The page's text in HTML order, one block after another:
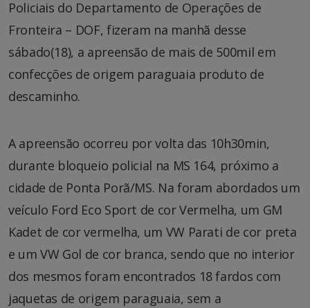
Policiais do Departamento de Operações de
Fronteira – DOF, fizeram na manhã desse
sábado(18), a apreensão de mais de 500mil em
confecções de origem paraguaia produto de
descaminho.
A apreensão ocorreu por volta das 10h30min,
durante bloqueio policial na MS 164, próximo a
cidade de Ponta Porã/MS. Na foram abordados um
veículo Ford Eco Sport de cor Vermelha, um GM
Kadet de cor vermelha, um VW Parati de cor preta
e um VW Gol de cor branca, sendo que no interior
dos mesmos foram encontrados 18 fardos com
jaquetas de origem paraguaia, sem a